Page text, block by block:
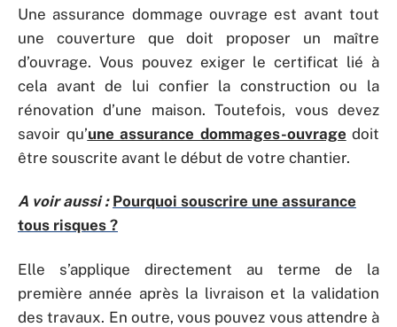
Une assurance dommage ouvrage est avant tout
une couverture que doit proposer un maître
d’ouvrage. Vous pouvez exiger le certificat lié à
cela avant de lui confier la construction ou la
rénovation d’une maison. Toutefois, vous devez
savoir qu’une assurance dommages-ouvrage doit
être souscrite avant le début de votre chantier.
A voir aussi : Pourquoi souscrire une assurance
tous risques ?
Elle s’applique directement au terme de la
première année après la livraison et la validation
des travaux. En outre, vous pouvez vous attendre à